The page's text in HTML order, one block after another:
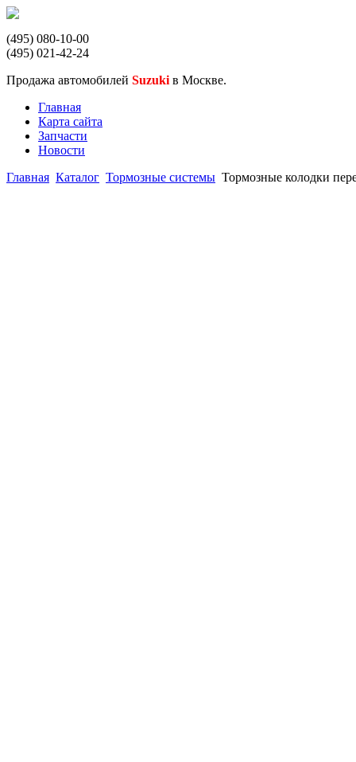
(495) 080-10-00
(495) 021-42-24
Продажа автомобилей Suzuki в Москве.
Главная
Карта сайта
Запчасти
Новости
Главная Каталог Тормозные системы Тормозные колодки